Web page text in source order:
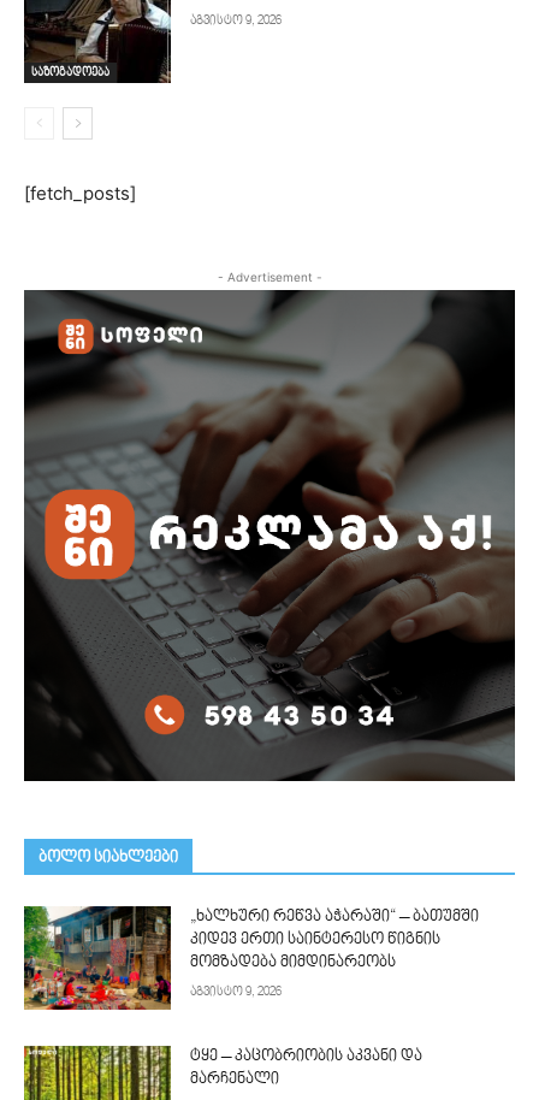
საზოგადოება
აგვისტო 9, 2026
[fetch_posts]
- Advertisement -
ᲑᲝᲚᲝ ᲡᲘᲐᲮᲚᲔᲔᲑᲘ
„ხალხური რეწვა აჭარაში“ – ბათუმში
კიდევ ერთი საინტერესო წიგნის
მომზადება მიმდინარეობს
აგვისტო 9, 2026
ტყე – კაცობრიობის აკვანი და
მარჩენალი